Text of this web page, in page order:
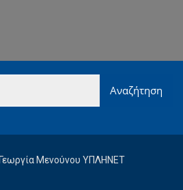
Μενούνου ΥΠΛΗΝΕΤ